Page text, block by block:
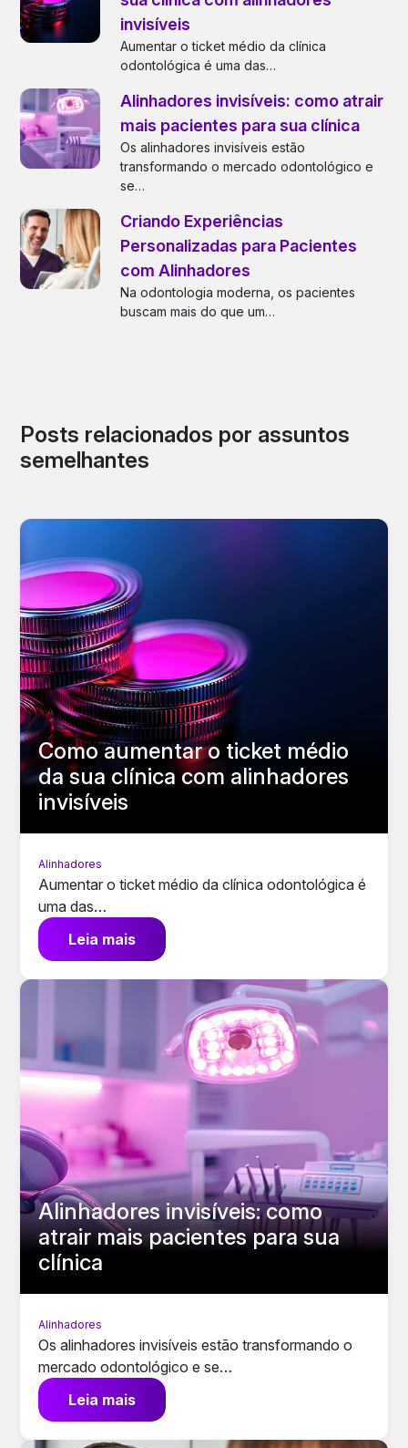
invisíveis
Aumentar o ticket médio da clínica
odontológica é uma das…
Alinhadores invisíveis: como atrair
mais pacientes para sua clínica
Os alinhadores invisíveis estão
transformando o mercado odontológico e
se…
Criando Experiências
Personalizadas para Pacientes
com Alinhadores
Na odontologia moderna, os pacientes
buscam mais do que um…
Posts relacionados por assuntos
semelhantes
Como aumentar o ticket médio
da sua clínica com alinhadores
invisíveis
Alinhadores
Aumentar o ticket médio da clínica odontológica é
uma das…
Leia mais
Alinhadores invisíveis: como
atrair mais pacientes para sua
clínica
Alinhadores
Os alinhadores invisíveis estão transformando o
mercado odontológico e se…
Leia mais